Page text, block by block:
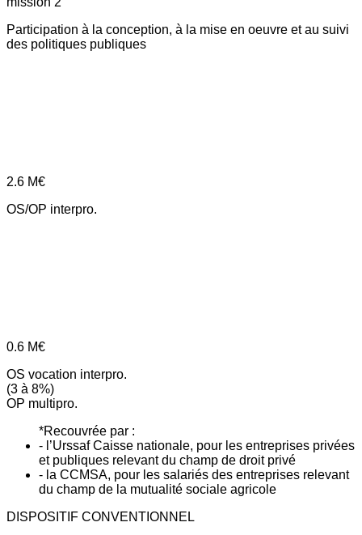
Participation à la conception, à la mise en oeuvre et au suivi
des politiques publiques
2.6 M€
OS/OP interpro.
0.6 M€
OS vocation interpro.
(3 à 8%)
OP multipro.
*Recouvrée par :
- l’Urssaf Caisse nationale, pour les entreprises privées
et publiques relevant du champ de droit privé
- la CCMSA, pour les salariés des entreprises relevant
du champ de la mutualité sociale agricole
DISPOSITIF CONVENTIONNEL